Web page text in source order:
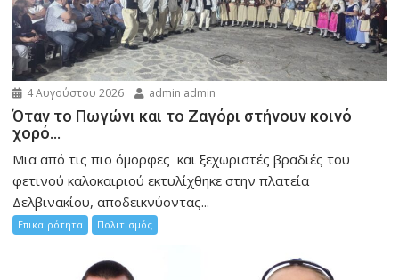
4 Αυγούστου 2026 admin admin
Όταν το Πωγώνι και το Ζαγόρι στήνουν κοινό
χορό…
Μια από τις πιο όμορφες και ξεχωριστές βραδιές του
φετινού καλοκαιριού εκτυλίχθηκε στην πλατεία
Δελβινακίου, αποδεικνύοντας...
Επικαιρότητα Πολιτισμός